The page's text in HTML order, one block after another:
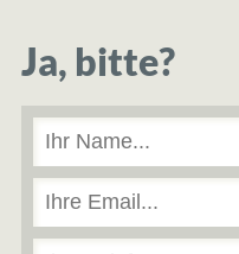
Ja, bitte?